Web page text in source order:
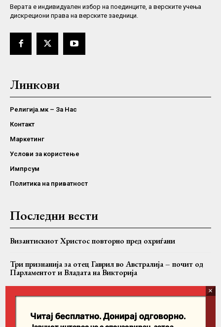
Верaта е индивидуален избор на поединците, а верските учења
дискрециони права на верските заедници.
Линкови
Религија.мк – За Нас
Контакт
Маркетинг
Услови за користење
Импрсум
Политика на приватност
Последни вести
Византискиот Христос повторно пред охриѓани
Три признанија за отец Гаврил во Австралија – почит од
Парламентот и Владата на Викторија
Турција, Пакистан и Саудиска Арабија формираа
напад на сите
Читај бесплатно. Донирај одговорно.